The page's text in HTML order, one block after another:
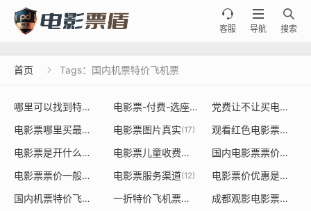

搜索

导航

客服
首页  Tags：国内机票特价飞机票
哪里可以找到特价电影票或者餐饮票的源头 (36)
电影票-付费-选座
(20) 党费让不让买电影票
电影票哪里买最便宜 (18)电影票图片真实(17)
观看红色电影票是否能用党建经费使用
电影票是开什么发票大类是什么
(15) 电影票儿童收费标准 (14)
国内电影票票价定价制定规则
电影票票价一般多少钱一张
(13)
电影票服务渠道(12)
电影票价优惠是由谁决定的依据
国内机票特价飞机票
一折特价飞机票价格表 (8) 成都观影电影票采购